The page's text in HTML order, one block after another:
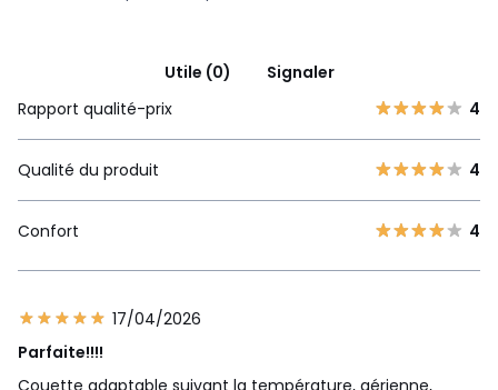
Utile (0)
Signaler
Rapport qualité-prix
4
Qualité du produit 4
Confort 4
17/04/2026
Parfaite!!!!
Couette adaptable suivant la température, aérienne,